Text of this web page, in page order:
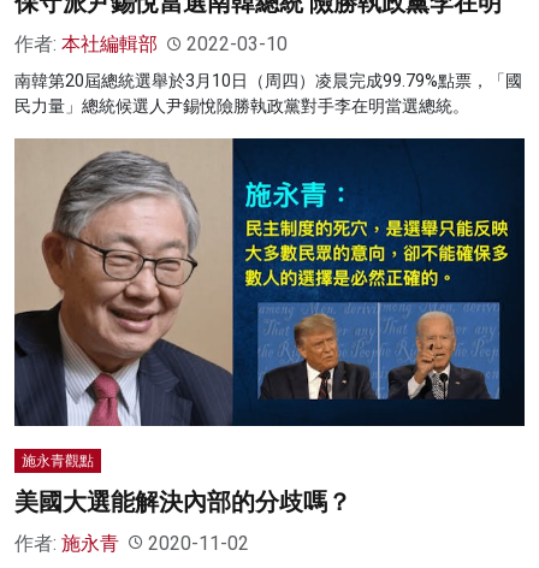
作者: 本社編輯部 2022-03-10
南韓第20屆總統選舉於3月10日（周四）凌晨完成99.79%點票，「國
民力量」總統候選人尹錫悅險勝執政黨對手李在明當選總統。
施永青觀點
美國大選能解決內部的分歧嗎？
作者: 施永青 2020-11-02